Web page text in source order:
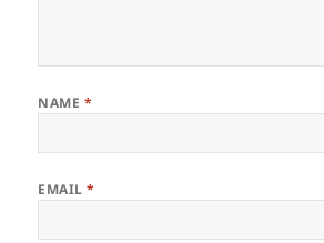
NAME *
EMAIL*